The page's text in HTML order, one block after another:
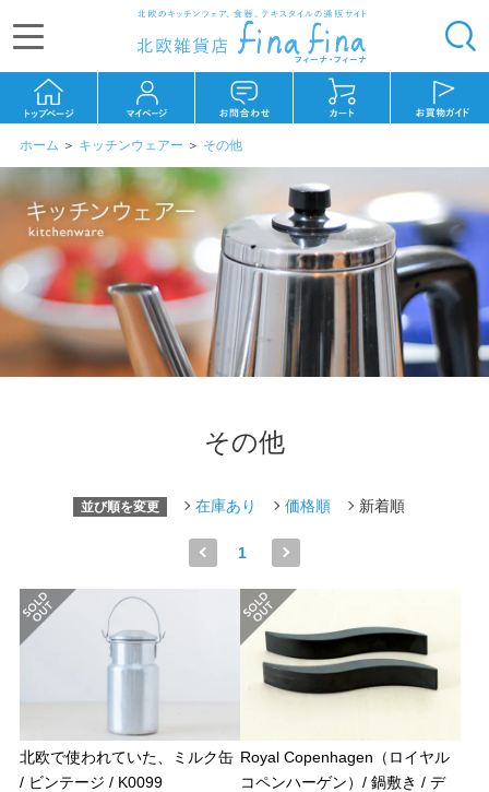
ホーム ＞ キッチンウェアー ＞ その他
その他
並び順を変更 在庫あり 価格順 新着順
1
北欧で使われていた、ミルク缶
/ ビンテージ / K0099
Royal Copenhagen（ロイヤル
コペンハーゲン）/ 鍋敷き / デ